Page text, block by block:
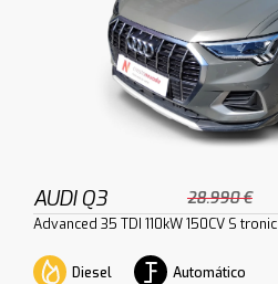
AUDI Q3 28.990 €
Advanced 35 TDI 110kW 150CV S tronic
Diesel Automático